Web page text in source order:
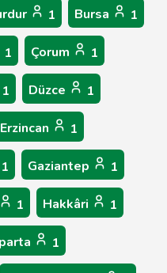
1 Bursa 1
1 Çorum 1
1 Düzce 1
Erzincan 1
1 Gaziantep 1
1 Hakkâri 1
1